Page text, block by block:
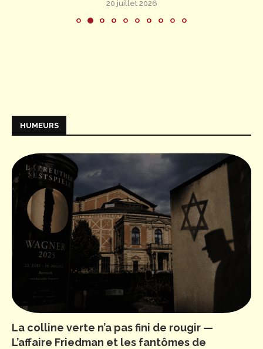
20 juillet 2026
HUMEURS
La colline verte n’a pas fini de rougir —
L’affaire Friedman et les fantômes de